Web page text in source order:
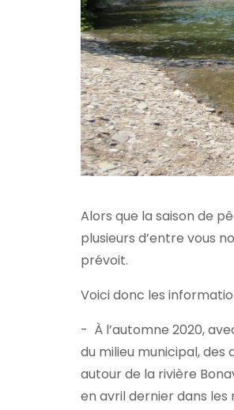
Alors que la saison de
plusieurs d’entre vous
prévoit.
Voici donc les
- À l’automne 2020,
du milieu municipal,
autour de la rivière
en avril dernier dans les